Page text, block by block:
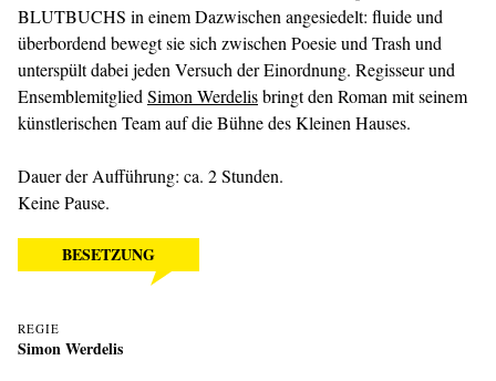
BLUTBUCHS in einem Dazwischen angesiedelt: fluide und
überbordend bewegt sie sich zwischen Poesie und Trash und
unterspült dabei jeden Versuch der Einordnung. Regisseur und
Ensemblemitglied Simon Werdelisbringt den Roman mit seinem
künstlerischen Team auf die Bühne des Kleinen Hauses.
Dauer der Aufführung: ca. 2 Stunden.
Keine Pause.
BESETZUNG
REGIE
Simon Werdelis